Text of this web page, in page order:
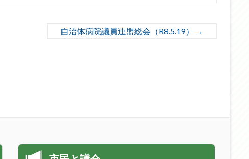
自治体病院議員連盟総会（R8.5.19） →